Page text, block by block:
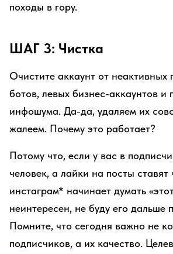
походы в гору.
ШАГ 3: Чистка
Очистите аккаунт от неактивных
ботов, левых бизнес-аккаунтов и
инфошума. Да-да, удаляем их
жалеем. Почему это работает?
Потому что, если у вас в
человек, а лайки на посты ставят
инстаграм* начинает думать
неинтересен, не буду его дальше
Помните, что сегодня важно не
подписчиков, а их качество.